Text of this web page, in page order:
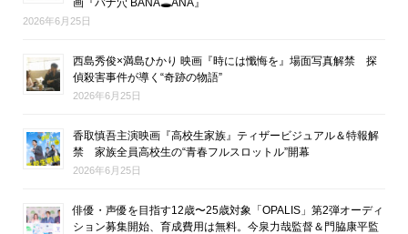
2026年6月25日
西島秀俊×満島ひかり 映画『時には懺悔を』場面写真解禁 探
偵殺害事件が導く“奇跡の物語”
2026年6月25日
香取慎吾主演映画『高校生家族』ティザービジュアル＆特報解
禁 家族全員高校生の“青春フルスロットル”開幕
2026年6月25日
俳優・声優を目指す12歳〜25歳対象「OPALIS」第2弾オーディ
ション募集開始、育成費用は無料。今泉力哉監督＆門脇康平監